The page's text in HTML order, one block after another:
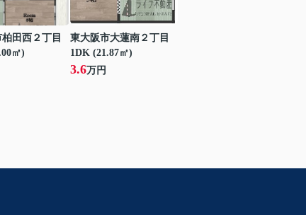
田西２丁目
㎡)
東大阪市大蓮南２丁目
1DK (21.87㎡)
3.6万円